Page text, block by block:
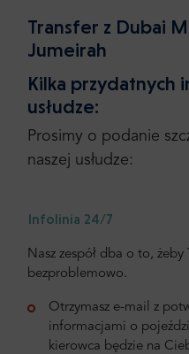
Transfer z Dubai
Jumeirah
Kilka przydatnych
usłudze:
Prosimy o podanie
naszej usłudze:
Infolinia 24/7
Nasz zespół dba o to,
bezproblemowo.
Otrzymasz e-mail z
informacjami o
kierowca będzie na